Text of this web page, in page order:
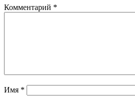
Комментарий *
Имя *